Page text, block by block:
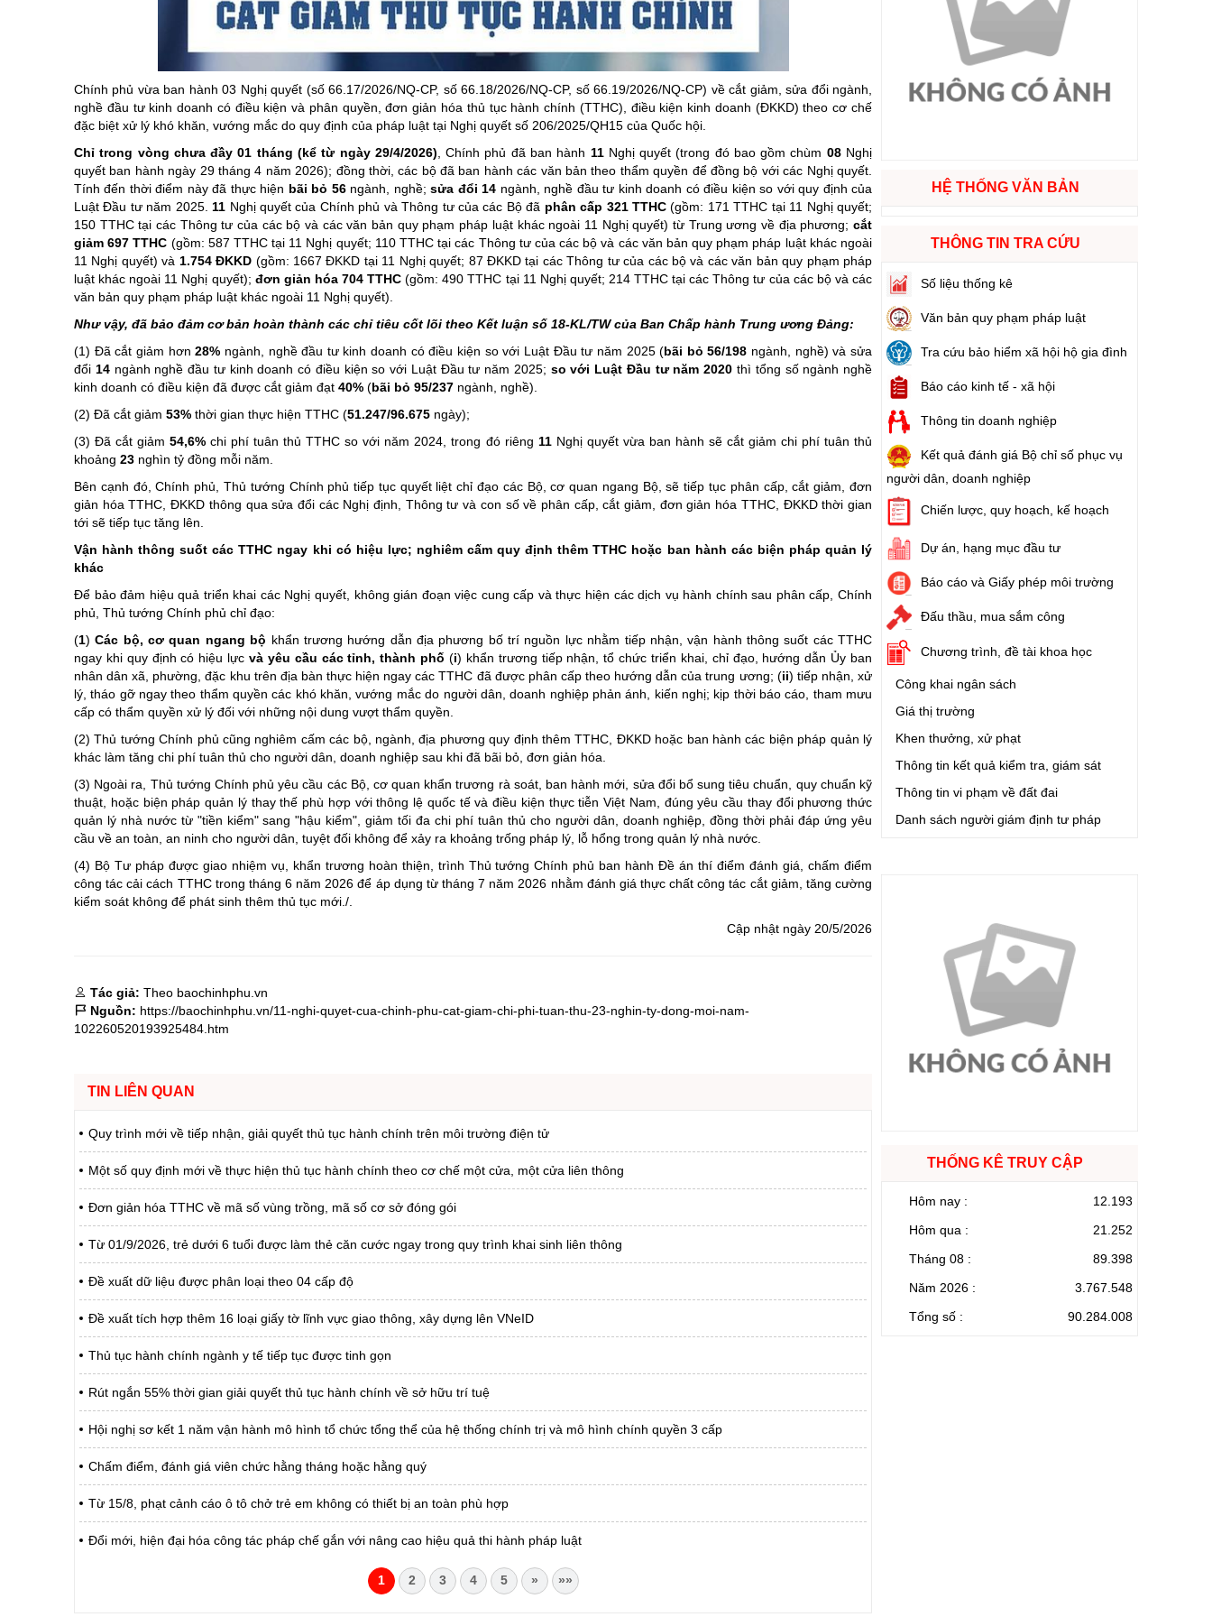
Chuyên đề tổng hợp Giảm nghèo bền vững
Bầu cử đại biểu Quốc hội khóa XVI và đại biểu Hội đồng nhân dân các cấp nhiệm kỳ 2026 - 2031
Đại hội Đảng các cấp
Gia đình hạnh phúc bền vững
An toàn thông tin
Thông tin biên giới
Người Việt Nam ưu tiên dùng hàng Việt Nam
Điểm báo
Phóng sự ảnh
Chính phủ vừa ban hành 03 Nghị quyết (số 66.17/2026/NQ-CP, số 66.18/2026/NQ-CP, số 66.19/2026/NQ-CP) về cắt giảm, sửa đổi ngành,
nghề đầu tư kinh doanh có điều kiện và phân quyền, đơn giản hóa thủ tục hành chính (TTHC), điều kiện kinh doanh (ĐKKD) theo cơ chế
đặc biệt xử lý khó khăn, vướng mắc do quy định của pháp luật tại Nghị quyết số 206/2025/QH15 của Quốc hội.
Chỉ trong vòng chưa đầy 01 tháng (kể từ ngày 29/4/2026) , Chính phủ đã ban hành 11Nghị quyết (trong đó bao gồm chùm 08Nghị
quyết ban hành ngày 29 tháng 4 năm 2026); đồng thời, các bộ đã ban hành các văn bản theo thẩm quyền để đồng bộ với các Nghị quyết.
Tính đến thời điểm này đã thực hiện bãi bỏ 56 ngành, nghề;sửa đổi 14 ngành, nghề đầu tư kinh doanh có điều kiện so với quy định của
Luật Đầu tư năm 2025. 11 Nghị quyết của Chính phủ và Thông tư của các Bộ đã phân cấp 321 TTHC(gồm: 171 TTHC tại 11 Nghị quyết;
150 TTHC tại các Thông tư của các bộ và các văn bản quy phạm pháp luật khác ngoài 11 Nghị quyết) từ Trung ương về địa phương;cắt
giảm 697 TTHC (gồm: 587 TTHC tại 11 Nghị quyết; 110 TTHC tại các Thông tư của các bộ và các văn bản quy phạm pháp luật khác ngoài
11 Nghị quyết) và 1.754 ĐKKD (gồm: 1667 ĐKKD tại 11 Nghị quyết; 87 ĐKKD tại các Thông tư của các bộ và các văn bản quy phạm pháp
luật khác ngoài 11 Nghị quyết); đơn giản hóa 704 TTHC(gồm: 490 TTHC tại 11 Nghị quyết; 214 TTHC tại các Thông tư của các bộ và các
văn bản quy phạm pháp luật khác ngoài 11 Nghị quyết).
Như vậy, đã bảo đảm cơ bản hoàn thành các chỉ tiêu cốt lõi theo Kết luận số 18-KL/TW của Ban Chấp hành Trung ương Đảng:
(1) Đã cắt giảm hơn28% ngành, nghề đầu tư kinh doanh có điều kiện so với Luật Đầu tư năm 2025 (bãi bỏ 56/198 ngành, nghề) và sửa
đổi 14ngành nghề đầu tư kinh doanh có điều kiện so với Luật Đầu tư năm 2025; so với Luật Đầu tư năm 2020 thì tổng số ngành nghề
kinh doanh có điều kiện đã được cắt giảm đạt 40% (bãi bỏ 95/237 ngành, nghề).
(2) Đã cắt giảm 53% thời gian thực hiện TTHC (51.247/96.675 ngày);
(3) Đã cắt giảm54,6% chi phí tuân thủ TTHC so với năm 2024, trong đó riêng 11Nghị quyết vừa ban hành sẽ cắt giảm chi phí tuân thủ
khoảng 23 nghìn tỷ đồng mỗi năm.
Bên cạnh đó, Chính phủ, Thủ tướng Chính phủ tiếp tục quyết liệt chỉ đạo các Bộ, cơ quan ngang Bộ, sẽ tiếp tục phân cấp, cắt giảm, đơn
giản hóa TTHC, ĐKKD thông qua sửa đổi các Nghị định, Thông tư và con số về phân cấp, cắt giảm, đơn giản hóa TTHC, ĐKKD thời gian
tới sẽ tiếp tục tăng lên.
Vận hành thông suốt các TTHC ngay khi có hiệu lực; nghiêm cấm quy định thêm TTHC hoặc ban hành các biện pháp quản lý
khác
Để bảo đảm hiệu quả triển khai các Nghị quyết, không gián đoạn việc cung cấp và thực hiện các dịch vụ hành chính sau phân cấp, Chính
phủ, Thủ tướng Chính phủ chỉ đạo:
(1)Các bộ, cơ quan ngang bộ khẩn trương hướng dẫn địa phương bố trí nguồn lực nhằm tiếp nhận, vận hành thông suốt các TTHC
ngay khi quy định có hiệu lực và yêu cầu các tỉnh, thành phố (i) khẩn trương tiếp nhận, tổ chức triển khai, chỉ đạo, hướng dẫn Ủy ban
nhân dân xã, phường, đặc khu trên địa bàn thực hiện ngay các TTHC đã được phân cấp theo hướng dẫn của trung ương; (ii) tiếp nhận, xử
lý, tháo gỡ ngay theo thẩm quyền các khó khăn, vướng mắc do người dân, doanh nghiệp phản ánh, kiến nghị; kịp thời báo cáo, tham mưu
cấp có thẩm quyền xử lý đối với những nội dung vượt thẩm quyền.
(2) Thủ tướng Chính phủ cũng nghiêm cấm các bộ, ngành, địa phương quy định thêm TTHC, ĐKKD hoặc ban hành các biện pháp quản lý
khác làm tăng chi phí tuân thủ cho người dân, doanh nghiệp sau khi đã bãi bỏ, đơn giản hóa.
(3) Ngoài ra, Thủ tướng Chính phủ yêu cầu các Bộ, cơ quan khẩn trương rà soát, ban hành mới, sửa đổi bổ sung tiêu chuẩn, quy chuẩn kỹ
thuật, hoặc biện pháp quản lý thay thế phù hợp với thông lệ quốc tế và điều kiện thực tiễn Việt Nam, đúng yêu cầu thay đổi phương thức
quản lý nhà nước từ "tiền kiểm" sang "hậu kiểm", giảm tối đa chi phí tuân thủ cho người dân, doanh nghiệp, đồng thời phải đáp ứng yêu
cầu về an toàn, an ninh cho người dân, tuyệt đối không để xảy ra khoảng trống pháp lý, lỗ hổng trong quản lý nhà nước.
(4) Bộ Tư pháp được giao nhiệm vụ, khẩn trương hoàn thiện, trình Thủ tướng Chính phủ ban hành Đề án thí điểm đánh giá, chấm điểm
công tác cải cách TTHC trong tháng 6 năm 2026 để áp dụng từ tháng 7 năm 2026 nhằm đánh giá thực chất công tác cắt giảm, tăng cường
kiểm soát không để phát sinh thêm thủ tục mới./.
Cập nhật ngày 20/5/2026
Tác giả: Theo baochinhphu.vn
Nguồn: https://baochinhphu.vn/11-nghi-quyet-cua-chinh-phu-cat-giam-chi-phi-tuan-thu-23-nghin-ty-dong-moi-nam-
102260520193925484.htm
TIN LIÊN QUAN
Quy trình mới về tiếp nhận, giải quyết thủ tục hành chính trên môi trường điện tử
Một số quy định mới về thực hiện thủ tục hành chính theo cơ chế một cửa, một cửa liên thông
Đơn giản hóa TTHC về mã số vùng trồng, mã số cơ sở đóng gói
Từ 01/9/2026, trẻ dưới 6 tuổi được làm thẻ căn cước ngay trong quy trình khai sinh liên thông
Đề xuất dữ liệu được phân loại theo 04 cấp độ
Đề xuất tích hợp thêm 16 loại giấy tờ lĩnh vực giao thông, xây dựng lên VNeID
Thủ tục hành chính ngành y tế tiếp tục được tinh gọn
Rút ngắn 55% thời gian giải quyết thủ tục hành chính về sở hữu trí tuệ
Hội nghị sơ kết 1 năm vận hành mô hình tổ chức tổng thể của hệ thống chính trị và mô hình chính quyền 3 cấp
Chấm điểm, đánh giá viên chức hằng tháng hoặc hằng quý
Từ 15/8, phạt cảnh cáo ô tô chở trẻ em không có thiết bị an toàn phù hợp
Đổi mới, hiện đại hóa công tác pháp chế gắn với nâng cao hiệu quả thi hành pháp luật
1 2 3 4 5 » »»
HỆ THỐNG VĂN BẢN
THÔNG TIN TRA CỨU
Số liệu thống kê
Văn bản quy phạm pháp luật
Tra cứu bảo hiểm xã hội hộ gia đình
Báo cáo kinh tế - xã hội
Thông tin doanh nghiệp
Kết quả đánh giá Bộ chỉ số phục vụ
người dân, doanh nghiệp
Chiến lược, quy hoạch, kế hoạch
Dự án, hạng mục đầu tư
Báo cáo và Giấy phép môi trường
Đấu thầu, mua sắm công
Chương trình, đề tài khoa học
Công khai ngân sách
Giá thị trường
Khen thưởng, xử phạt
Thông tin kết quả kiểm tra, giám sát
Thông tin vi phạm về đất đai
Danh sách người giám định tư pháp
THỐNG KÊ TRUY CẬP
Hôm nay :
12.193
Hôm qua :
21.252
Tháng 08 :
89.398
Năm 2026 :
3.767.548
Tổng số :
90.284.008